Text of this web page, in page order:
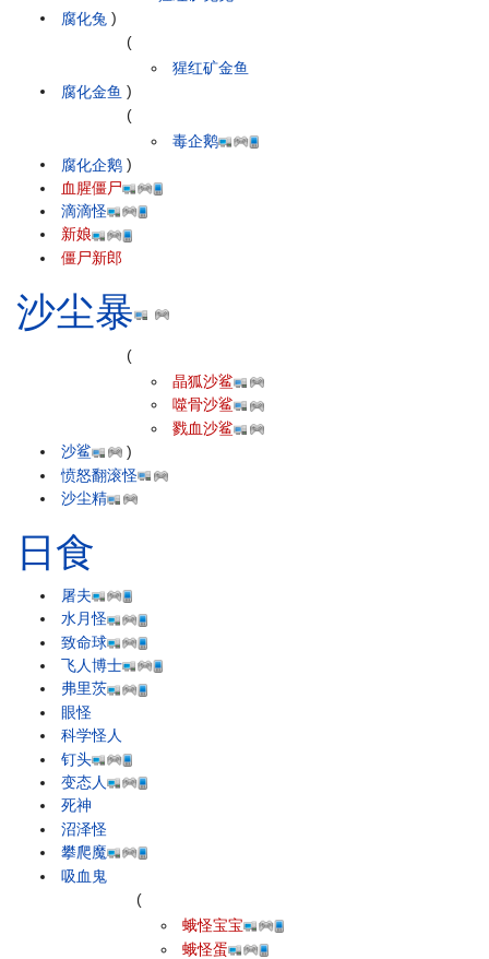
腐化兔 )
腐化金鱼
(
猩红矿金鱼
)
腐化企鹅
(
毒企鹅
)
血腥僵尸
滴滴怪
新娘
僵尸新郎
沙尘暴
沙鲨
(
晶狐沙鲨
噬骨沙鲨
戮血沙鲨
)
愤怒翻滚怪
沙尘精
日食
屠夫
水月怪
致命球
飞人博士
弗里茨
眼怪
科学怪人
钉头
变态人
死神
沼泽怪
攀爬魔
吸血鬼
(
蛾怪宝宝
蛾怪蛋